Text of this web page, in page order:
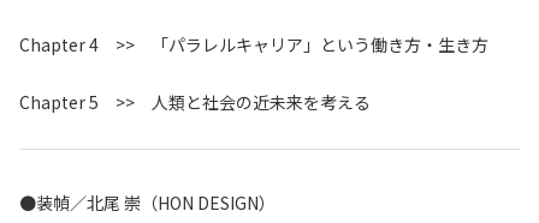
Chapter 4 >> 「パラレルキャリア」という働き方・生き方
Chapter 5 >> 人類と社会の近未来を考える
●装幀／北尾 崇（HON DESIGN）